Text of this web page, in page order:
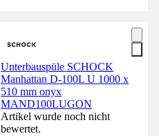
Unterbauspüle SCHOCK
Manhattan D-100L U 1000 x
510 mm onyx
MAND100LUGON
Artikel wurde noch nicht
bewertet.